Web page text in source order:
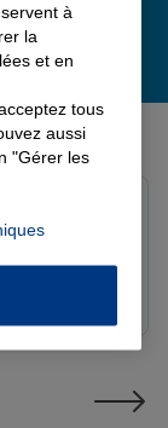
Allianz
à
la
et en
tous
aussi
"Gérer les